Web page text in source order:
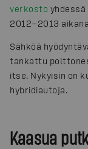
verkosto yhdessä
2012−2013
Sähköä
tankattu
itse. Nykyisin on
hybridiautoja.
Kaasua